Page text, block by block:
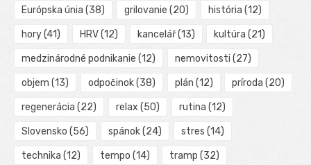
Európska únia (38) grilovanie (20) história (12)
hory(41) HRV(12) kancelář(13) kultúra (21)
medzinárodné podnikanie (12) nemovitosti (27)
objem (13) odpočinok(38) plán (12) príroda (20)
regenerácia (22) relax (50) rutina (12)
Slovensko (56) spánok(24) stres (14)
technika (12) tempo (14) tramp (32)